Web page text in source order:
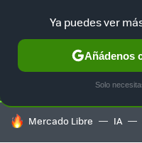
SELECCIÓN GAMING
HOY SE HABLA DE
Mercado Libre IA
Ya puedes ver
Añádenos
Solo